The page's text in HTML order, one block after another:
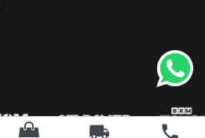
local_shipping phone